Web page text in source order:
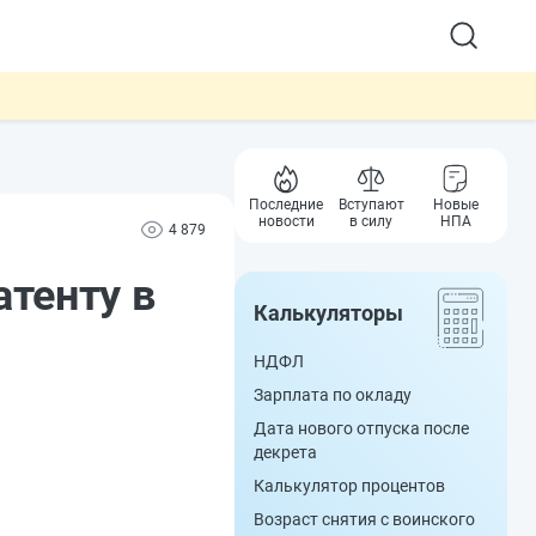
4 879
в
Последние
новости
Вступают
в силу
Новые
НПА
Калькуляторы
НДФЛ
Зарплата по окладу
Дата нового отпуска после
декрета
Калькулятор процентов
Возраст снятия с воинского